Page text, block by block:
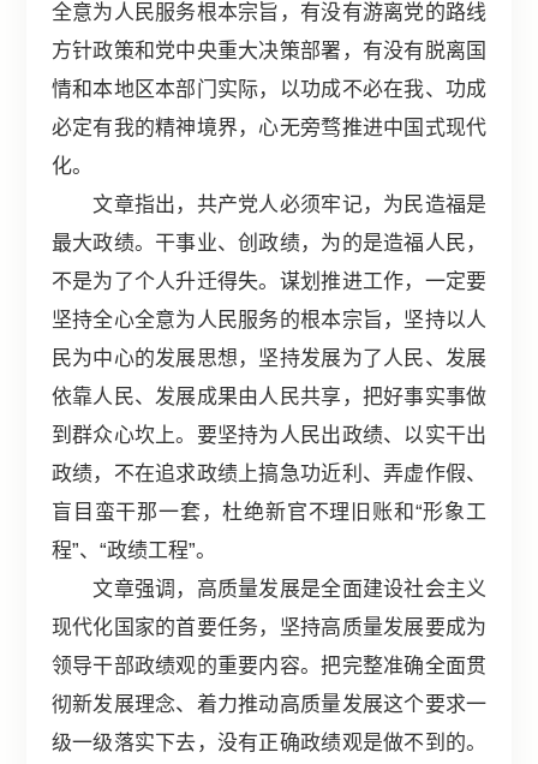
全意为人民服务根本宗旨，有没有游离党的路线
方针政策和党中央重大决策部署，有没有脱离国
情和本地区本部门实际，以功成不必在我、功成
必定有我的精神境界，心无旁骛推进中国式现代
化。
文章指出，共产党人必须牢记，为民造福是
最大政绩。干事业、创政绩，为的是造福人民，
不是为了个人升迁得失。谋划推进工作，一定要
坚持全心全意为人民服务的根本宗旨，坚持以人
民为中心的发展思想，坚持发展为了人民、发展
依靠人民、发展成果由人民共享，把好事实事做
到群众心坎上。要坚持为人民出政绩、以实干出
政绩，不在追求政绩上搞急功近利、弄虚作假、
盲目蛮干那一套，杜绝新官不理旧账和“形象工
程”、“政绩工程”。
文章强调，高质量发展是全面建设社会主义
现代化国家的首要任务，坚持高质量发展要成为
领导干部政绩观的重要内容。把完整准确全面贯
彻新发展理念、着力推动高质量发展这个要求一
级一级落实下去，没有正确政绩观是做不到的。